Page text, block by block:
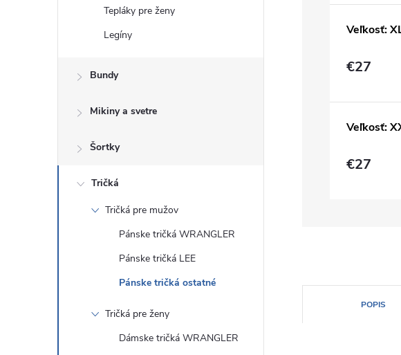
Tepláky pre ženy
Legíny
Bundy
Mikiny a svetre
Šortky
Tričká
Tričká pre mužov
Pánske tričká WRANGLER
Pánske tričká LEE
Pánske tričká ostatné
Tričká pre ženy
Dámske tričká WRANGLER
Veľkosť:
€27
Veľkosť:
€27
POPIS